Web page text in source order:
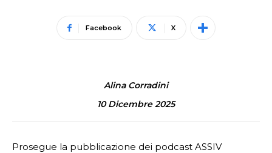
Facebook X
Alina Corradini
10 Dicembre 2025
Prosegue la pubblicazione dei podcast ASSIV